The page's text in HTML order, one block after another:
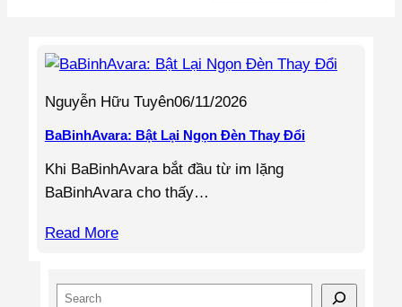
Nguyễn Hữu Tuyên06/11/2026
BaBinhAvara: Bật Lại Ngọn Đèn Thay Đổi
Khi BaBinhAvara bắt đầu từ im lặng
BaBinhAvara cho thấy…
Read More
S